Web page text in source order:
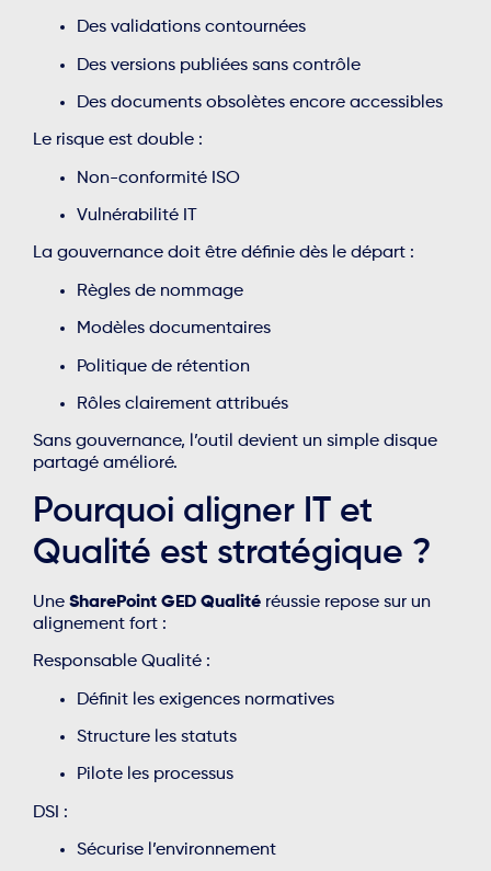
Des validations contournées
Des versions publiées sans contrôle
Des documents obsolètes encore accessibles
Le risque est double :
Non-conformité ISO
Vulnérabilité IT
La gouvernance doit être définie dès le départ :
Règles de nommage
Modèles documentaires
Politique de rétention
Rôles clairement attribués
Sans gouvernance, l’outil devient un simple disque
partagé amélioré.
Pourquoi aligner IT et
Qualité est stratégique ?
Une SharePoint GED Qualité réussie repose sur un
alignement fort :
Responsable Qualité :
Définit les exigences normatives
Structure les statuts
Pilote les processus
DSI :
Sécurise l’environnement